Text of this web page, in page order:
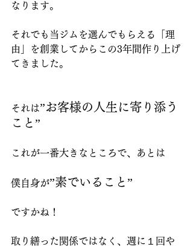
なります。
それでも当ジムを選んでもらえる「理
由」を創業してからこの3年間作り上げ
てきました。
それは”お客様の人生に寄り添う
こと”
これが一番大きなところで、あとは
僕自身が”素でいること”
ですかね！
取り繕った関係ではなく、週に１回や